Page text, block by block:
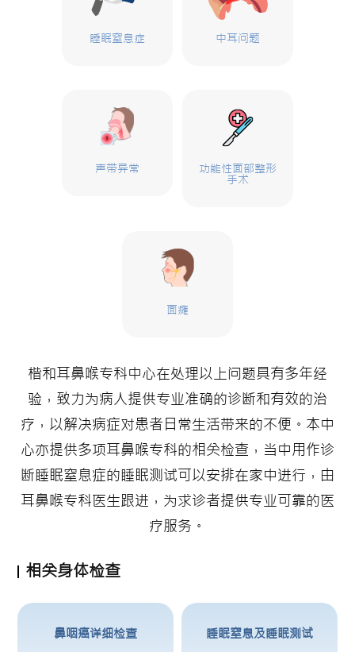
睡眠窒息症 中耳问题
声带异常 功能性面部整形
手术
面瘫
楷和耳鼻喉专科中心在处理以上问题具有多年经
验，致力为病人提供专业准确的诊断和有效的治
疗，以解决病症对患者日常生活带来的不便。本中
心亦提供多项耳鼻喉专科的相关检查，当中用作诊
断睡眠窒息症的睡眠测试可以安排在家中进行，由
耳鼻喉专科医生跟进，为求诊者提供专业可靠的医
疗服务。
相关身体检查
鼻咽癌详细检查 睡眠窒息及睡眠测试